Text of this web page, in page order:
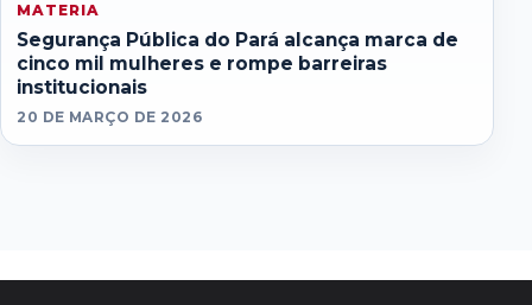
MATERIA
Segurança Pública do Pará alcança marca de
cinco mil mulheres e rompe barreiras
institucionais
20 DE MARÇO DE 2026